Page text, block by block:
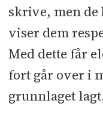
skrive, men
viser dem
Med dette får
fort går over i
grunnlaget